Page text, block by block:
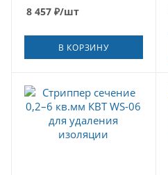
8 457 ₽/шт
В КОРЗИНУ